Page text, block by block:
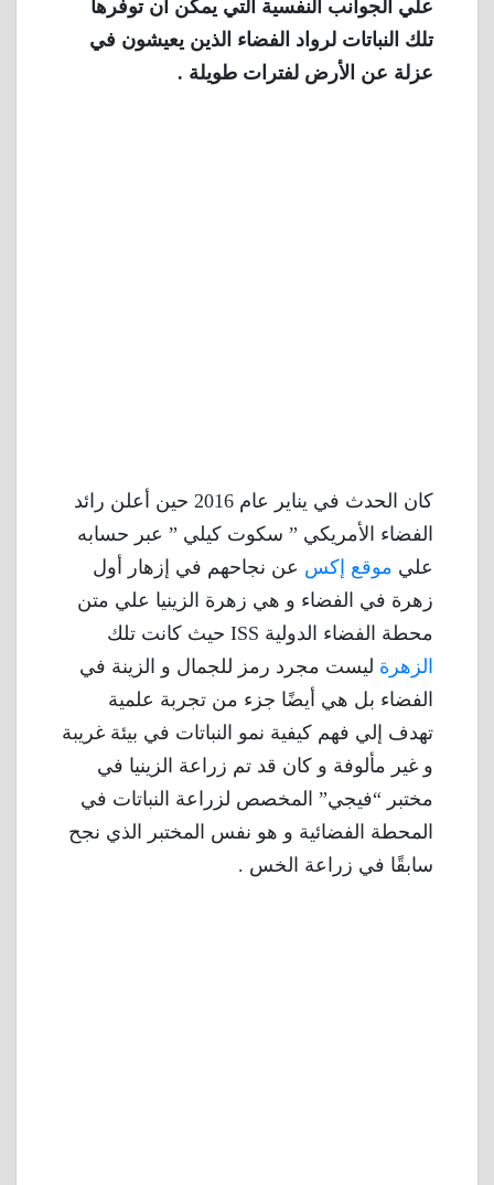
علي الجوانب النفسية التي يمكن أن توفرها
تلك النباتات لرواد الفضاء الذين يعيشون في
عزلة عن الأرض لفترات طويلة .
كان الحدث في يناير عام 2016 حين أعلن رائد
الفضاء الأمريكي ” سكوت كيلي ” عبر حسابه
علي موقع إكس عن نجاحهم في إزهار أول
زهرة في الفضاء و هي زهرة الزينيا علي متن
محطة الفضاء الدولية ISS حيث كانت تلك
الزهرة ليست مجرد رمز للجمال و الزينة في
الفضاء بل هي أيضًا جزء من تجربة علمية
تهدف إلي فهم كيفية نمو النباتات في بيئة غريبة
و غير مألوفة و كان قد تم زراعة الزينيا في
مختبر “فيجي” المخصص لزراعة النباتات في
المحطة الفضائية و هو نفس المختبر الذي نجح
سابقًا في زراعة الخس .